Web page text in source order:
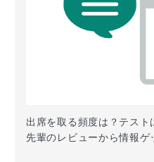
出席を取る頻度は？テスト
先輩のレビューから情報ゲ